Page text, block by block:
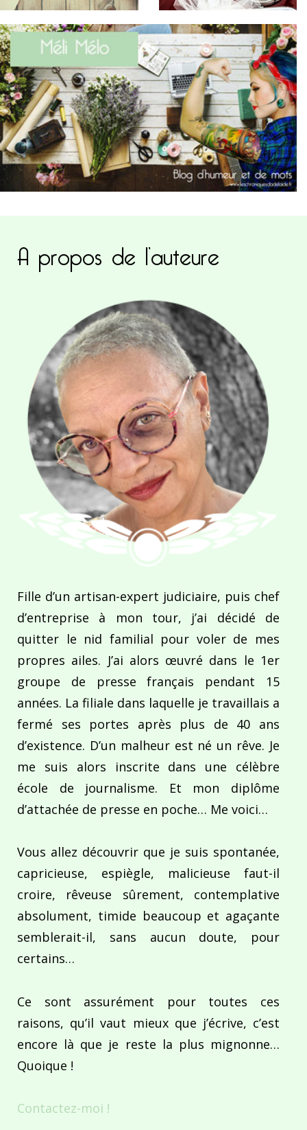
A propos de l’auteure
Fille d’un artisan-expert judiciaire, puis chef
d’entreprise à mon tour, j’ai décidé de
quitter le nid familial pour voler de mes
propres ailes. J’ai alors œuvré dans le 1er
groupe de presse français pendant 15
années. La filiale dans laquelle je travaillais a
fermé ses portes après plus de 40 ans
d’existence. D’un malheur est né un rêve. Je
me suis alors inscrite dans une célèbre
école de journalisme. Et mon diplôme
d’attachée de presse en poche… Me voici…
Vous allez découvrir que je suis spontanée,
capricieuse, espiègle, malicieuse faut-il
croire, rêveuse sûrement, contemplative
absolument, timide beaucoup et agaçante
semblerait-il, sans aucun doute, pour
certains…
Ce sont assurément pour toutes ces
raisons, qu’il vaut mieux que j’écrive, c’est
encore là que je reste la plus mignonne…
Quoique !
Contactez-moi !